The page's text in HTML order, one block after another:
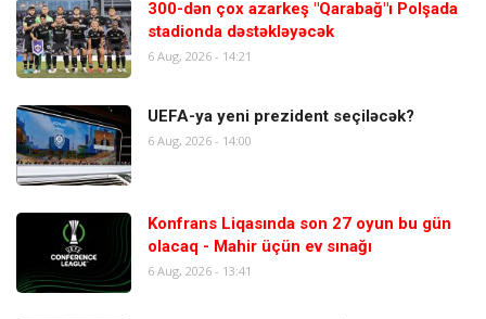
300-dən çox azarkeş "Qarabağ"ı Polşada
stadionda dəstəkləyəcək
6 Aug, 2026 - 14:21
UEFA-ya yeni prezident seçiləcək?
6 Aug, 2026 - 14:00
Konfrans Liqasında son 27 oyun bu gün
olacaq - Mahir üçün ev sınağı
6 Aug, 2026 - 13:41